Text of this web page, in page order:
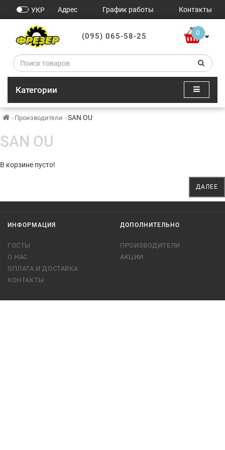
УКР Адрес График работы Контакты
Категории
(095) 065-58-25 0
Производители SAN OU
SAN OU
В корзине пусто!
ДАЛЕЕ
ИНФОРМАЦИЯ
ГОСТЫ
О НАС
ОПЛАТА И ДОСТАВКА
КОНТАКТЫ
ДОПОЛНИТЕЛЬНО
ПРОИЗВОДИТЕЛИ
АКЦИИ